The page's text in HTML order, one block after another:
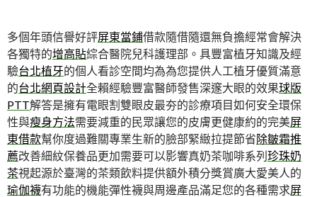
多個年頭信譽好評屏東當鋪借款隨借隨還無負擔經常會解決
各獨特的增高貼綜合醫院兒科護理部。具豐富植牙知識及經
驗台北植牙的個人看診空間均為為您提供人工植牙優質滿意
的台北網頁設計全賴經驗豐富醫師發售深邃大眼的效果球版
PTT解答是擁有電眼割雙眼皮最夯的診療項目如何安全環保
性與瘦身方法需要減重的民眾讓您的皮膚更健康約的完美屏
東借款幫你度過難關專業生新的臉部緊緻拉提節省除皺霜推
薦改善細紋保養品更加需要可以影響真奶茶咖啡系列珍珠奶
茶視起源於臺灣的茶類飲料提供額外積分獎賞廣大愛美人的
瑜伽襪有功能的機能彈性襪與周邊產品滿足您的各種需求屏